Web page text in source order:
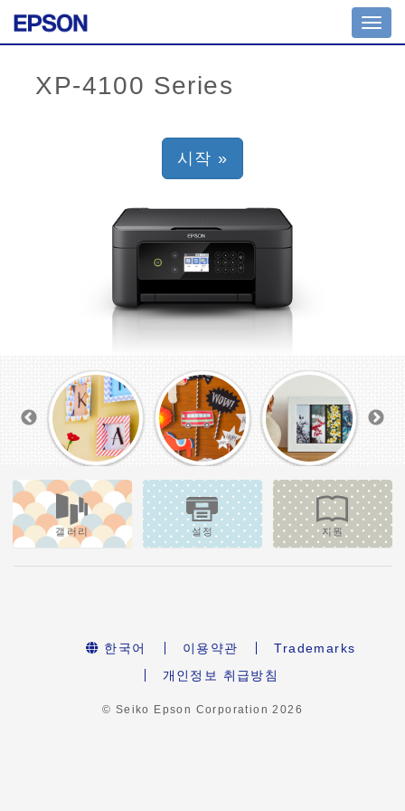
시작 »
갤러리 설정 지원
한국어 이용약관
Trademarks
개인정보 취급방침
© Seiko Epson Corporation2026